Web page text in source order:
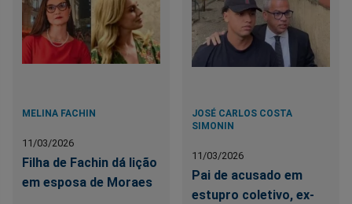
MELINA FACHIN
11/03/2026
Filha de Fachin dá lição
em esposa de Moraes
JOSÉ CARLOS COSTA
SIMONIN
11/03/2026
Pai de acusado em
estupro coletivo, ex-